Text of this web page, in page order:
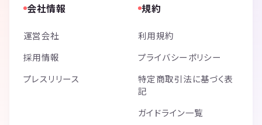
会社情報
運営会社
採用情報
プレスリリース
規約
利用規約
プライバシーポリシー
特定商取引法に基づく表
記
ガイドライン一覧